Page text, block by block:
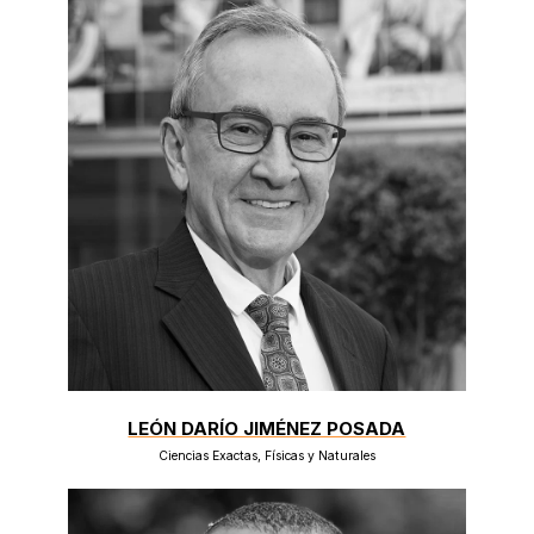
LEÓN DARÍO JIMÉNEZ POSADA
Ciencias Exactas, Físicas y Naturales